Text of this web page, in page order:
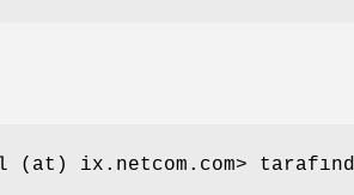
(at) ix.netcom.com>